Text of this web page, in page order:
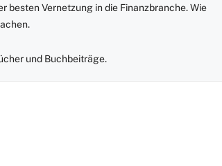
besten Vernetzung in die Finanzbranche. Wie
und Buchbeiträge.